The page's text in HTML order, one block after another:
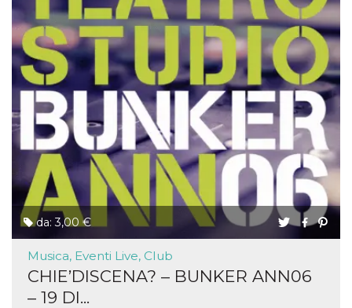
da: 3,00 €
Musica, Eventi Live, Club
CHIE’DISCENA? – BUNKER ANN06
– 19 DI...